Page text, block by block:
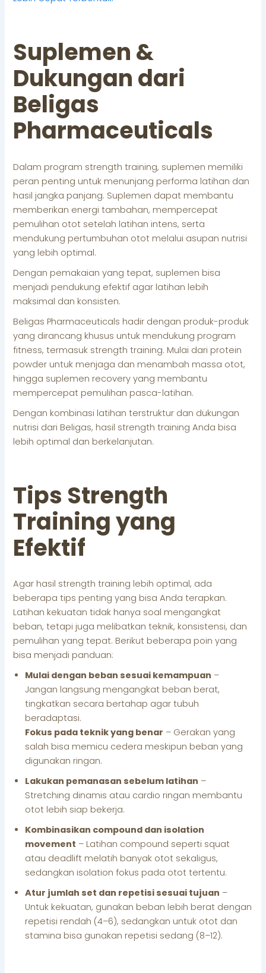
Suplemen &
Dukungan dari
Beligas
Pharmaceuticals
Dalam program strength training, suplemen memiliki
peran penting untuk menunjang performa latihan dan
hasil jangka panjang. Suplemen dapat membantu
memberikan energi tambahan, mempercepat
pemulihan otot setelah latihan intens, serta
mendukung pertumbuhan otot melalui asupan nutrisi
yang lebih optimal.
Dengan pemakaian yang tepat, suplemen bisa
menjadi pendukung efektif agar latihan lebih
maksimal dan konsisten.
Beligas Pharmaceuticals hadir dengan produk-produk
yang dirancang khusus untuk mendukung program
fitness, termasuk strength training. Mulai dari protein
powder untuk menjaga dan menambah massa otot,
hingga suplemen recovery yang membantu
mempercepat pemulihan pasca-latihan.
Dengan kombinasi latihan terstruktur dan dukungan
nutrisi dari Beligas, hasil strength training Anda bisa
lebih optimal dan berkelanjutan.
Tips Strength
Training yang
Efektif
Agar hasil strength training lebih optimal, ada
beberapa tips penting yang bisa Anda terapkan.
Latihan kekuatan tidak hanya soal mengangkat
beban, tetapi juga melibatkan teknik, konsistensi, dan
pemulihan yang tepat. Berikut beberapa poin yang
bisa menjadi panduan:
Mulai dengan beban sesuai kemampuan –
Jangan langsung mengangkat beban berat,
tingkatkan secara bertahap agar tubuh
beradaptasi.
Fokus pada teknik yang benar – Gerakan yang
salah bisa memicu cedera meskipun beban yang
digunakan ringan.
Lakukan pemanasan sebelum latihan –
Stretching dinamis atau cardio ringan membantu
otot lebih siap bekerja.
Kombinasikan compound dan isolation
movement – Latihan compound seperti squat
atau deadlift melatih banyak otot sekaligus,
sedangkan isolation fokus pada otot tertentu.
Atur jumlah set dan repetisi sesuai tujuan –
Untuk kekuatan, gunakan beban lebih berat dengan
repetisi rendah (4–6), sedangkan untuk otot dan
stamina bisa gunakan repetisi sedang (8–12).